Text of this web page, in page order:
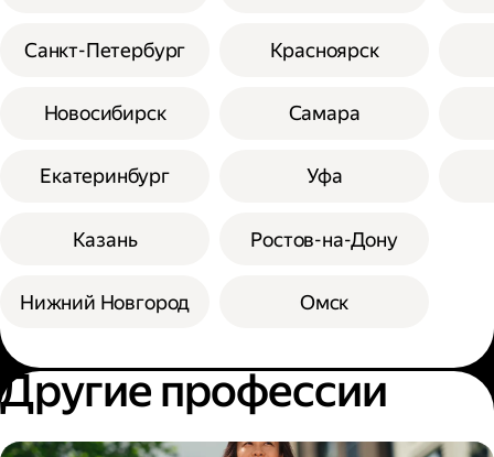
Санкт-Петербург
Новосибирск
Екатеринбург
Казань
Нижний Новгород
Красноярск
Самара
Уфа
Ростов-на-Дону
Омск
Другие профессии